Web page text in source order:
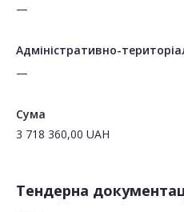
—
Адміністративно-
—
Сума
3 718 360,00 UAH
Тендерна